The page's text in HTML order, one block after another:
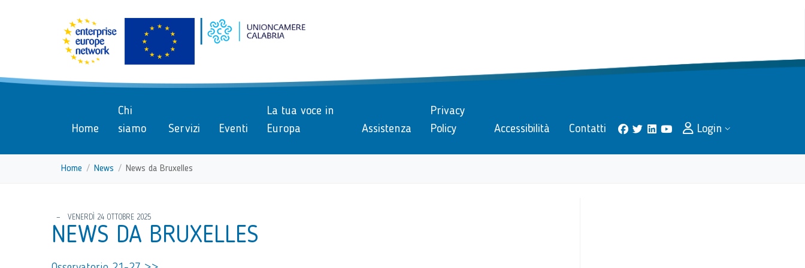
Vai ai contenuti
Menu di navigazione
Home
Chi
siamo
Servizi Eventi
La tua voce in
Europa
Assistenza
Privacy
Policy
Accessibilità Contatti Login
Home News News da Bruxelles
VENERDÌ 24 OTTOBRE 2025
NEWS DA BRUXELLES